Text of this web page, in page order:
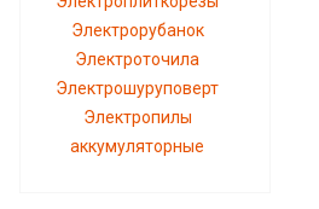
Электрорубанок
Электроточила
Электрошуруповерт
Электропилы
аккумуляторные